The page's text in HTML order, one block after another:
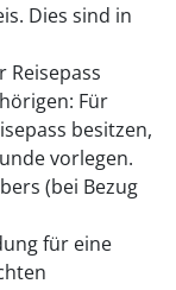
Dies sind in
Reisepass
Für
besitzen,
vorlegen.
(bei Bezug
für eine